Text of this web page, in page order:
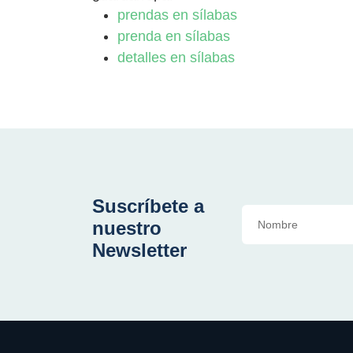
prendas en sílabas
prenda en sílabas
detalles en sílabas
Suscríbete a
nuestro
Newsletter